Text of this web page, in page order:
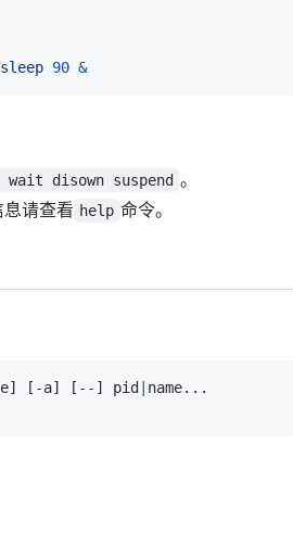
sleep 90 &
disown suspend 。
请查看 help 命令。
] [ -a] [ -- ] pid name..